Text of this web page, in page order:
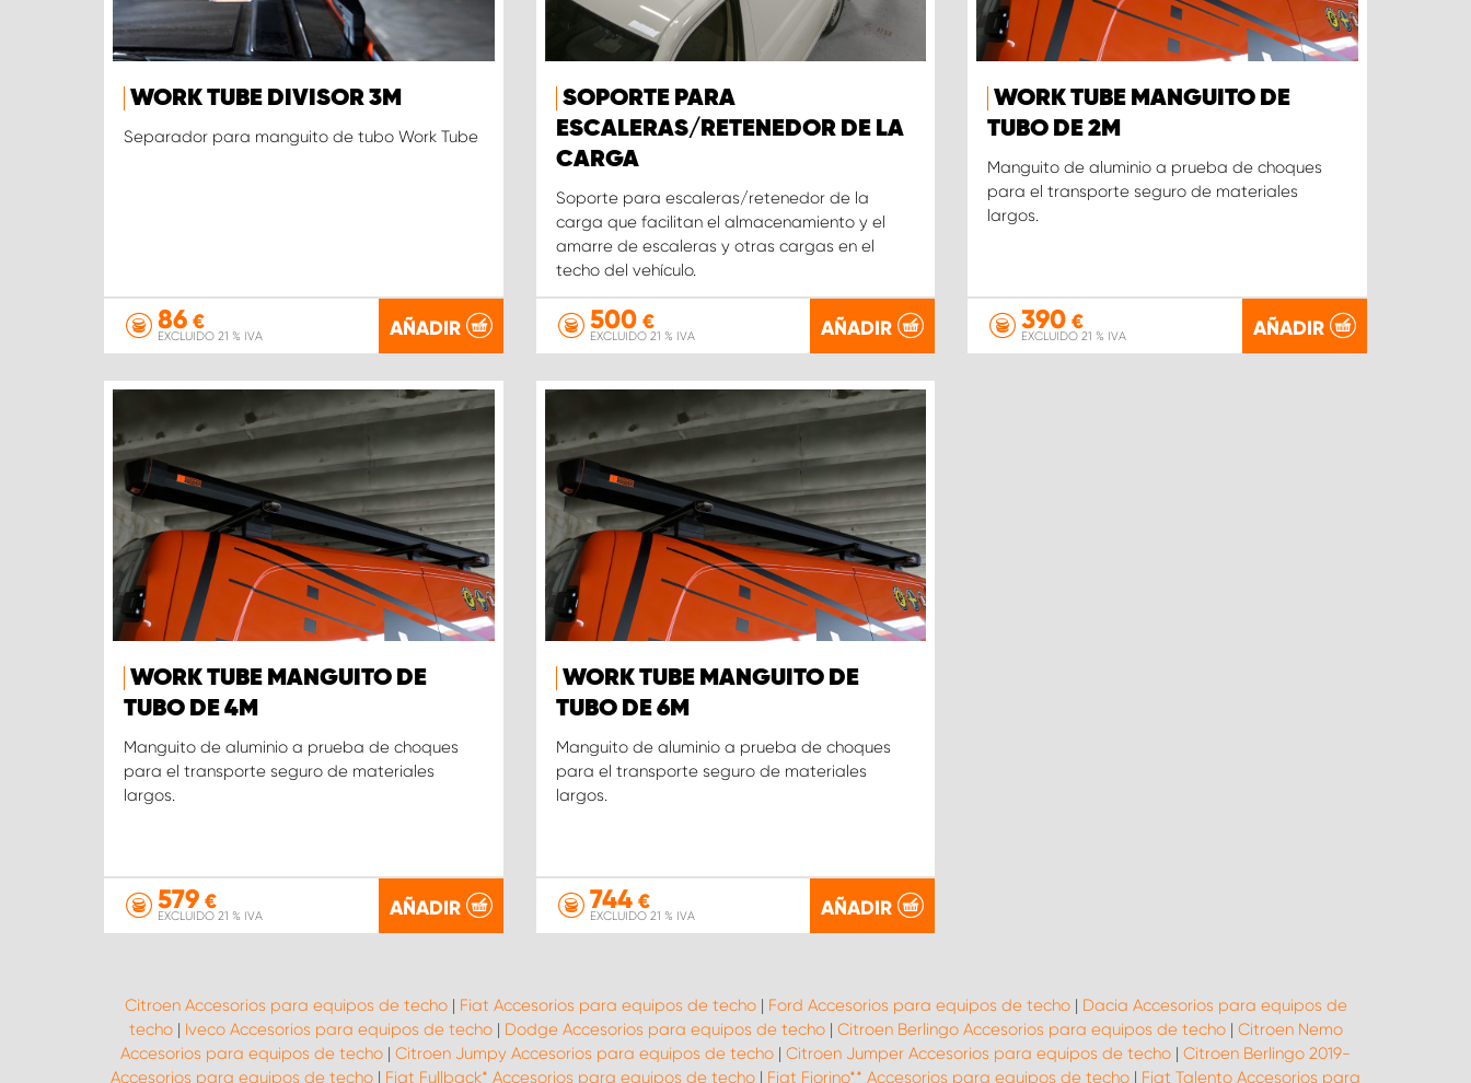
WORK TUBE DIVISOR 3M
Separador para manguito de tubo Work Tube
86 €
EXCLUIDO 21 % IVA AÑADIR
SOPORTE PARA
ESCALERAS/RETENEDOR DE LA
CARGA
Soporte para escaleras/retenedor de la
carga que facilitan el almacenamiento y el
amarre de escaleras y otras cargas en el
techo del vehículo.
500€
EXCLUIDO 21 % IVA AÑADIR
WORK TUBE MANGUITO DE
TUBO DE 2M
Manguito de aluminio a prueba de choques
para el transporte seguro de materiales
largos.
390 €
EXCLUIDO 21 % IVA AÑADIR
WORK TUBE MANGUITO DE
TUBO DE 4M
Manguito de aluminio a prueba de choques
para el transporte seguro de materiales
largos.
579 €
EXCLUIDO 21 % IVA AÑADIR
WORK TUBE MANGUITO DE
TUBO DE 6M
Manguito de aluminio a prueba de choques
para el transporte seguro de materiales
largos.
744€
EXCLUIDO 21 % IVA AÑADIR
Citroen Accesorios para equipos de techo| Fiat Accesorios para equipos de techo| Ford Accesorios para equipos de techo| Dacia Accesorios para equipos de
techo| Iveco Accesorios para equipos de techo| Dodge Accesorios para equipos de techo| Citroen Berlingo Accesorios para equipos de techo| Citroen Nemo
Accesorios para equipos de techo | Citroen Jumpy Accesorios para equipos de techo | Citroen Jumper Accesorios para equipos de techo | Citroen Berlingo 2019-
Accesorios para equipos de techo | Fiat Fullback* Accesorios para equipos de techo | Fiat Fiorino** Accesorios para equipos de techo | Fiat Talento Accesorios para